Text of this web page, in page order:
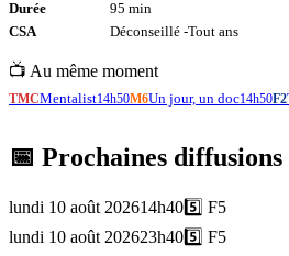
Durée
95 min
CSA
Déconseillé -Tout ans
📺 Au même moment
TMCMentalist14h50M6Un jour, un doc14h50F2
📅 Prochaines diffusions
lundi 10 août 202614h405️⃣ F5
lundi 10 août 202623h405️⃣ F5